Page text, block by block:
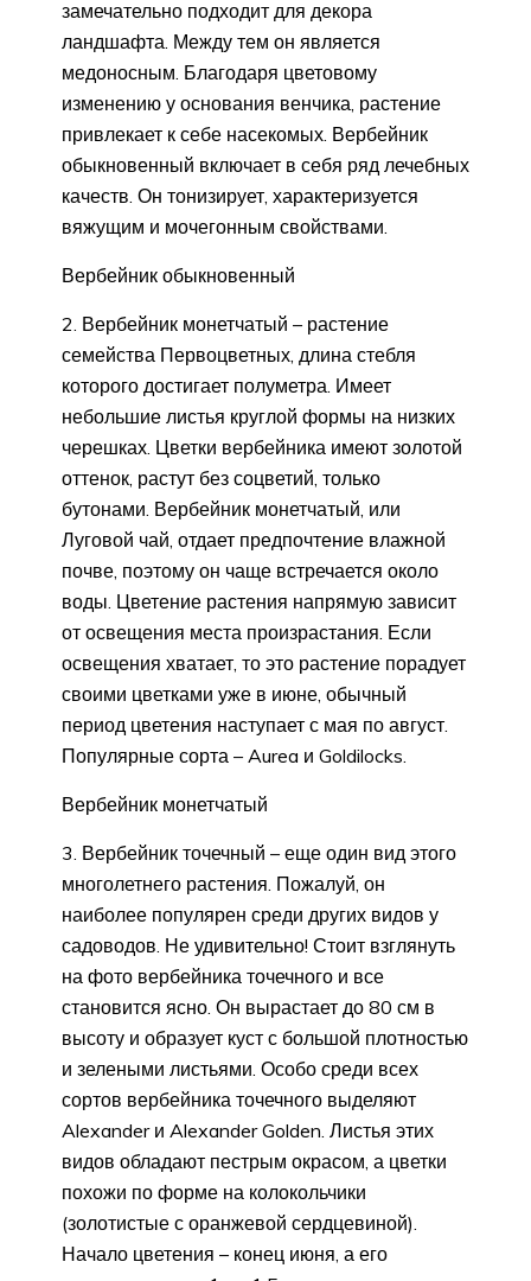
замечательно подходит для декора
ландшафта. Между тем он является
медоносным. Благодаря цветовому
изменению у основания венчика, растение
привлекает к себе насекомых. Вербейник
обыкновенный включает в себя ряд лечебных
качеств. Он тонизирует, характеризуется
вяжущим и мочегонным свойствами.
Вербейник обыкновенный
Вербейник монетчатый – растение
семейства Первоцветных, длина стебля
которого достигает полуметра. Имеет
небольшие листья круглой формы на низких
черешках. Цветки вербейника имеют золотой
оттенок, растут без соцветий, только
бутонами. Вербейник монетчатый, или
Луговой чай, отдает предпочтение влажной
почве, поэтому он чаще встречается около
воды. Цветение растения напрямую зависит
от освещения места произрастания. Если
освещения хватает, то это растение порадует
своими цветками уже в июне, обычный
период цветения наступает с мая по август.
Популярные сорта – Aurea и Goldilocks.
Вербейник монетчатый
Вербейник точечный – еще один вид этого
многолетнего растения. Пожалуй, он
наиболее популярен среди других видов у
садоводов. Не удивительно! Стоит взглянуть
на фото вербейника точечного и все
становится ясно. Он вырастает до 80 см в
высоту и образует куст с большой плотностью
и зелеными листьями. Особо среди всех
сортов вербейника точечного выделяют
Alexander и Alexander Golden. Листья этих
видов обладают пестрым окрасом, а цветки
похожи по форме на колокольчики
(золотистые с оранжевой сердцевиной).
Начало цветения – конец июня, а его